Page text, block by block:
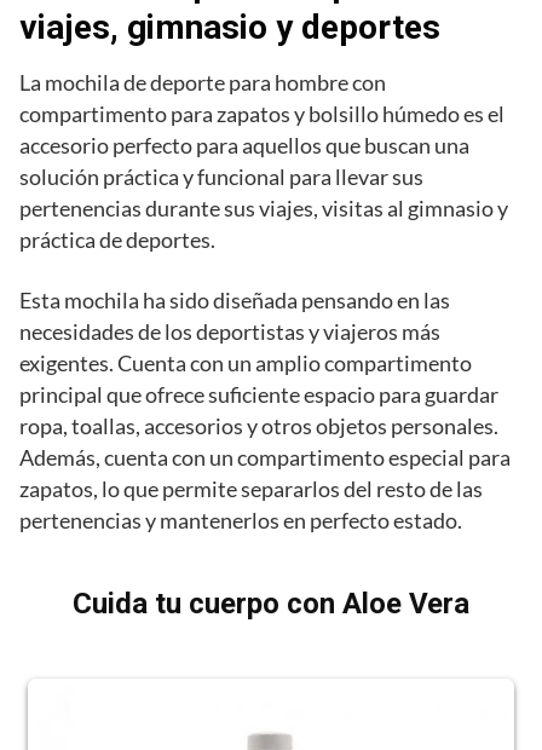
viajes, gimnasio y deportes
La mochila de deporte para hombre con
compartimento para zapatos y bolsillo húmedo es el
accesorio perfecto para aquellos que buscan una
solución práctica y funcional para llevar sus
pertenencias durante sus viajes, visitas al gimnasio y
práctica de deportes.
Esta mochila ha sido diseñada pensando en las
necesidades de los deportistas y viajeros más
exigentes. Cuenta con un amplio compartimento
principal que ofrece suficiente espacio para guardar
ropa, toallas, accesorios y otros objetos personales.
Además, cuenta con un compartimento especial para
zapatos, lo que permite separarlos del resto de las
pertenencias y mantenerlos en perfecto estado.
Cuida tu cuerpo con Aloe Vera